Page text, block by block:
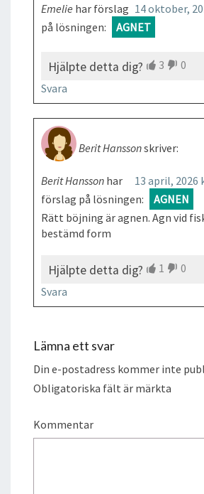
14 oktober,
Emelie har förslag
på lösningen:
AGNET
Hjälpte detta dig? 3
0
Svara
Berit Hanssonskriver:
13 april, 2026
Berit Hansson har
förslag på lösningen:
AGNEN
Rätt böjning är agnen. Agn vid
bestämd form
Hjälpte detta dig? 1
0
Svara
Lämna ett svar
Din e-postadress kommer inte
Obligatoriska fält är märkta
Kommentar